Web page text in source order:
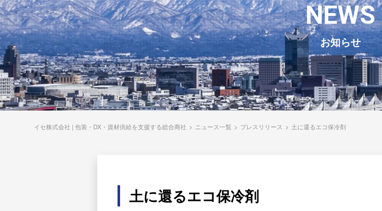
NEWS
お知らせ
イセ株式会社 | 包装・DX・資材供給を支援する総合商社 > ニュース一覧 > プレスリリース > 土に還るエコ保冷剤
土に還るエコ保冷剤